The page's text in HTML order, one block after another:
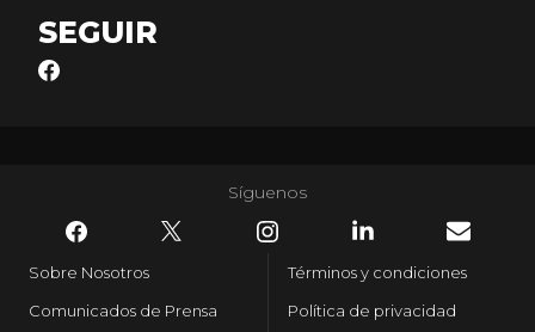
SEGUIR
Síguenos
Sobre Nosotros
Comunicados de Prensa
Términos y condiciones
Política de privacidad